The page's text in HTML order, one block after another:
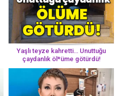
Yaşlı teyze kahretti… Unuttuğu
çaydanlık öl*üme götürdü!